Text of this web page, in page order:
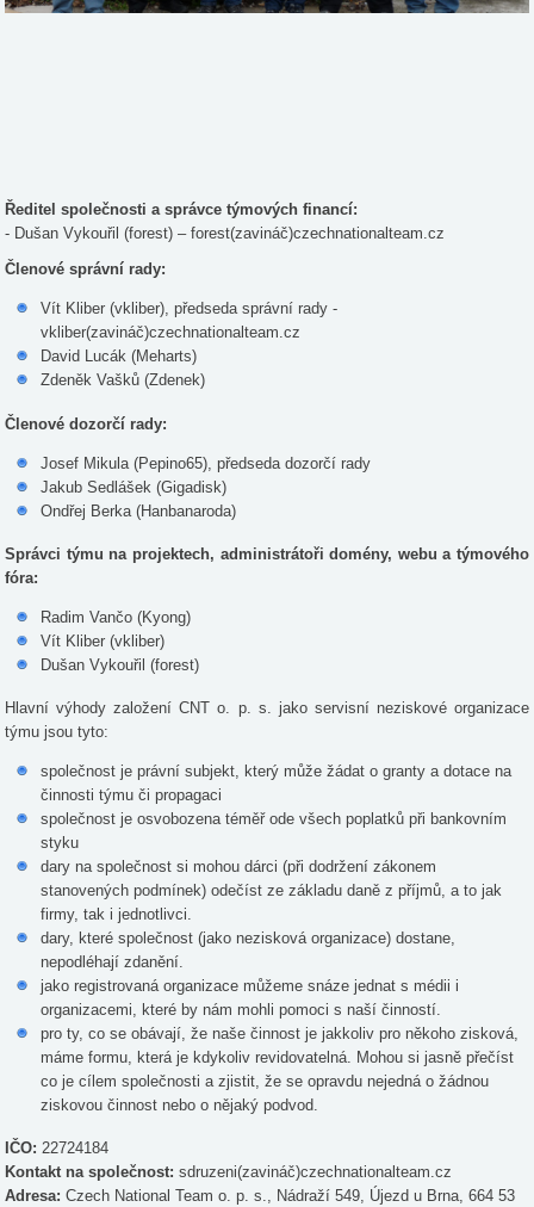
Ředitel společnosti a správce týmových financí:
- Dušan Vykouřil (forest) – forest(zavináč)czechnationalteam.cz
Členové správní rady:
Vít Kliber (vkliber), předseda správní rady -
vkliber(zavináč)czechnationalteam.cz
David Lucák (Meharts)
Zdeněk Vašků (Zdenek)
Členové dozorčí rady:
Josef Mikula (Pepino65), předseda dozorčí rady
Jakub Sedlášek (Gigadisk)
Ondřej Berka (Hanbanaroda)
Správci týmu na projektech, administrátoři domény, webu a týmového
fóra:
Radim Vančo (Kyong)
Vít Kliber (vkliber)
Dušan Vykouřil (forest)
Hlavní výhody založení CNT o. p. s. jako servisní neziskové organizace
týmu jsou tyto:
společnost je právní subjekt, který může žádat o granty a dotace na
činnosti týmu či propagaci
společnost je osvobozena téměř ode všech poplatků při bankovním
styku
dary na společnost si mohou dárci (při dodržení zákonem
stanovených podmínek) odečíst ze základu daně z příjmů, a to jak
firmy, tak i jednotlivci.
dary, které společnost (jako nezisková organizace) dostane,
nepodléhají zdanění.
jako registrovaná organizace můžeme snáze jednat s médii i
organizacemi, které by nám mohli pomoci s naší činností.
pro ty, co se obávají, že naše činnost je jakkoliv pro někoho zisková,
máme formu, která je kdykoliv revidovatelná. Mohou si jasně přečíst
co je cílem společnosti a zjistit, že se opravdu nejedná o žádnou
ziskovou činnost nebo o nějaký podvod.
IČO: 22724184
Kontakt na společnost: sdruzeni(zavináč)czechnationalteam.cz
Adresa: Czech National Team o. p. s., Nádraží 549, Újezd u Brna, 664 53